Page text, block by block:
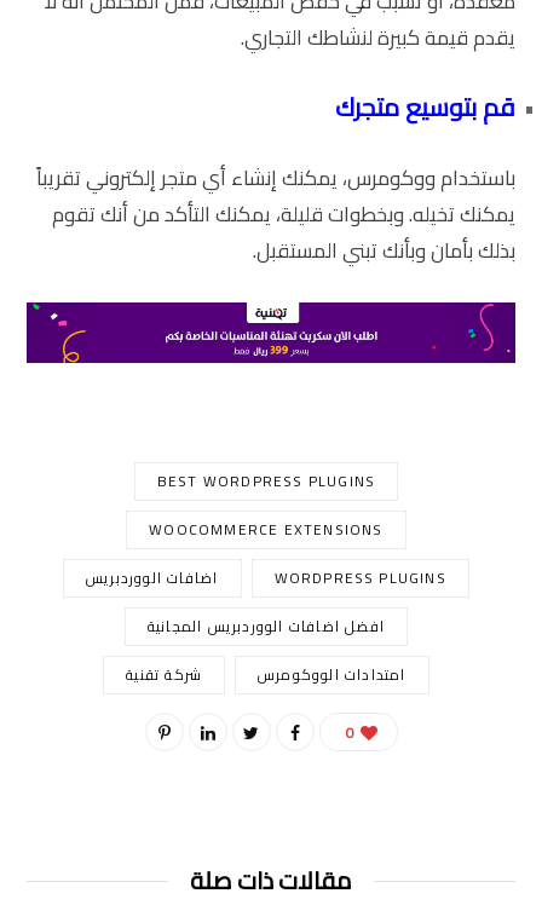
يقدم قيمة كبيرة لنشاطك التجاري.
قم بتوسيع متجرك
باستخدام ووكومرس، يمكنك إنشاء أي متجر إلكتروني تقريباً
يمكنك تخيله. وبخطوات قليلة، يمكنك التأكد من أنك تقوم
بذلك بأمان وبأنك تبني المستقبل.
BEST WORDPRESS PLUGINS
WOOCOMMERCE EXTENSIONS
WORDPRESS PLUGINS
اضافات الووردبريس
افضل اضافات الووردبريس المجانية
امتدادات الووكومرس
شركة تقنية
0
مقالات ذات صلة